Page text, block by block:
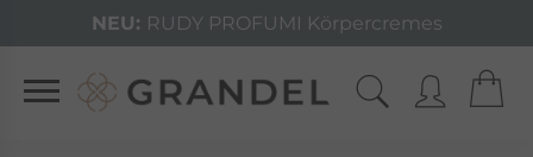
NEU: RUDY PROFUMI Körpercremes